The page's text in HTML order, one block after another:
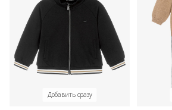
Добавить сразу